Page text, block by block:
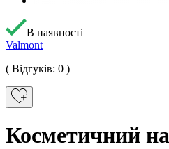
В наявності
Valmont
( Відгуків: 0 )
Косметичний